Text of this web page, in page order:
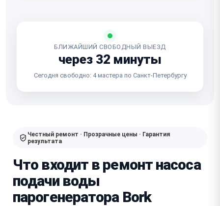
БЛИЖАЙШИЙ СВОБОДНЫЙ ВЫЕЗД
через 32 минуты
Сегодня свободно: 4 мастера по Санкт-Петербургу
Честный ремонт · Прозрачные цены · Гарантия
результата
Что входит в ремонт насоса
подачи воды
парогенератора Bork